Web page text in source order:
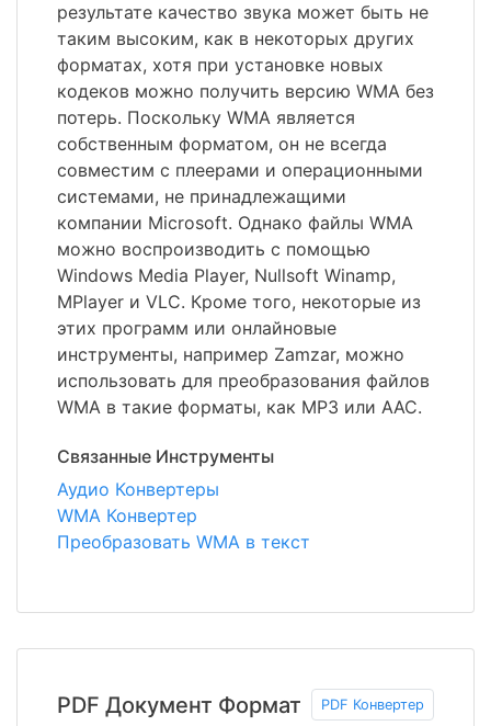
результате качество звука может быть не
таким высоким, как в некоторых других
форматах, хотя при установке новых
кодеков можно получить версию WMA без
потерь. Поскольку WMA является
собственным форматом, он не всегда
совместим с плеерами и операционными
системами, не принадлежащими
компании Microsoft. Однако файлы WMA
можно воспроизводить с помощью
Windows Media Player, Nullsoft Winamp,
MPlayer и VLC. Кроме того, некоторые из
этих программ или онлайновые
инструменты, например Zamzar, можно
использовать для преобразования файлов
WMA в такие форматы, как MP3 или AAC.
Связанные Инструменты
Аудио Конвертеры
WMA Конвертер
Преобразовать WMA в текст
PDF Документ Формат PDF Конвертер